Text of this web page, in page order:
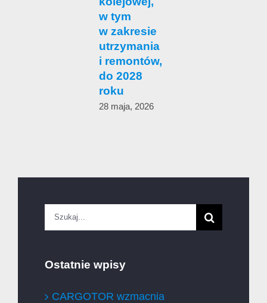
w tym
w zakresie
utrzymania
i remontów,
do 2028
roku
28 maja, 2026
Szukaj
Ostatnie wpisy
CARGOTOR wzmacnia